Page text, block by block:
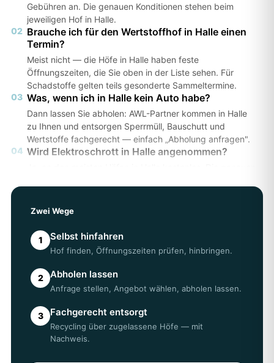
Gebühren an. Die genauen Konditionen stehen beim
jeweiligen Hof in Halle.
02 Brauche ich für den Wertstoffhof in Halle einen
Termin?
Meist nicht — die Höfe in Halle haben feste
Öffnungszeiten, die Sie oben in der Liste sehen. Für
Schadstoffe gelten teils gesonderte Sammeltermine.
03 Was, wenn ich in Halle kein Auto habe?
Dann lassen Sie abholen: AWL-Partner kommen in Halle
zu Ihnen und entsorgen Sperrmüll, Bauschutt und
Wertstoffe fachgerecht — einfach „Abholung anfragen".
04 Wird Elektroschrott in Halle angenommen?
Erhalte ich einen Entsorgungsnachweis?
Entsorgungsnachweis — wichtig z. B. für Vermieter oder
Ämter in Halle.
Zwei Wege
1 Selbst hinfahren
Hof finden, Öffnungszeiten prüfen, hinbringen.
2 Abholen lassen
Anfrage stellen, Angebot wählen, abholen lassen.
3 Fachgerecht entsorgt
Recycling über zugelassene Höfe — mit
Nachweis.